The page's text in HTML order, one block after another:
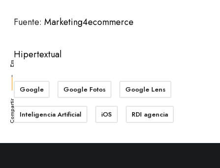
Fuente: Marketing4ecommerce
Hipertextual
Google Google Fotos Google Lens
Inteligencia Artificial iOS RDI agencia
Compartir
Em